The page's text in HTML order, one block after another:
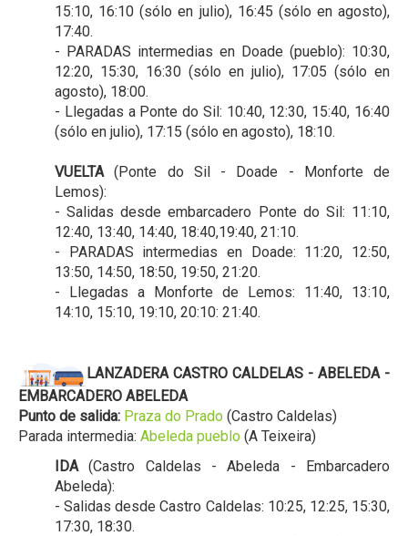
15:10, 16:10 (sólo en julio), 16:45 (sólo en agosto),
17:40.
- PARADAS intermedias en Doade (pueblo): 10:30,
12:20, 15:30, 16:30 (sólo en julio), 17:05 (sólo en
agosto), 18:00.
- Llegadas a Ponte do Sil: 10:40, 12:30, 15:40, 16:40
(sólo en julio), 17:15 (sólo en agosto), 18:10.
VUELTA (Ponte do Sil - Doade - Monforte de
Lemos):
- Salidas desde embarcadero Ponte do Sil: 11:10,
12:40, 13:40, 14:40, 18:40,19:40, 21:10.
- PARADAS intermedias en Doade: 11:20, 12:50,
13:50, 14:50, 18:50, 19:50, 21:20.
- Llegadas a Monforte de Lemos: 11:40, 13:10,
14:10, 15:10, 19:10, 20:10: 21:40.
LANZADERA CASTRO CALDELAS - ABELEDA -
EMBARCADERO ABELEDA
Punto de salida: Praza do Prado (Castro Caldelas)
Parada intermedia: Abeleda pueblo (A Teixeira)
IDA(Castro Caldelas - Abeleda - Embarcadero
Abeleda):
- Salidas desde Castro Caldelas: 10:25, 12:25, 15:30,
17:30, 18:30.